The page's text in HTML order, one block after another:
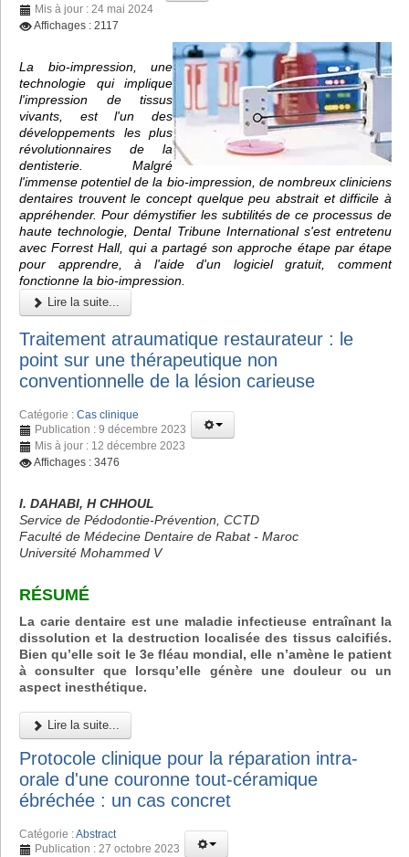
Mis à jour : 24 mai 2024
Affichages : 2117
La bio-impression, une
technologie qui implique
l'impression de tissus
vivants, est l'un des
développements les plus
révolutionnaires de la
dentisterie. Malgré
l'immense potentiel de la bio-impression, de nombreux cliniciens
dentaires trouvent le concept quelque peu abstrait et difficile à
appréhender. Pour démystifier les subtilités de ce processus de
haute technologie, Dental Tribune International s'est entretenu
avec Forrest Hall, qui a partagé son approche étape par étape
pour apprendre, à l'aide d'un logiciel gratuit, comment
fonctionne la bio-impression.
Lire la suite...
Traitement atraumatique restaurateur : le
point sur une thérapeutique non
conventionnelle de la lésion carieuse
Catégorie : Cas clinique
Publication : 9 décembre 2023
Mis à jour : 12 décembre 2023
Affichages : 3476
I. DAHABI, H CHHOUL
Service de Pédodontie-Prévention, CCTD
Faculté de Médecine Dentaire de Rabat - Maroc
Université Mohammed V
RÉSUMÉ
La carie dentaire est une maladie infectieuse entraînant la
dissolution et la destruction localisée des tissus calcifiés.
Bien qu’elle soit le 3e fléau mondial, elle n’amène le patient
à consulter que lorsqu’elle génère une douleur ou un
aspect inesthétique.
Lire la suite...
Protocole clinique pour la réparation intra-
orale d'une couronne tout-céramique
ébréchée : un cas concret
Catégorie :Abstract
Publication : 27 octobre 2023